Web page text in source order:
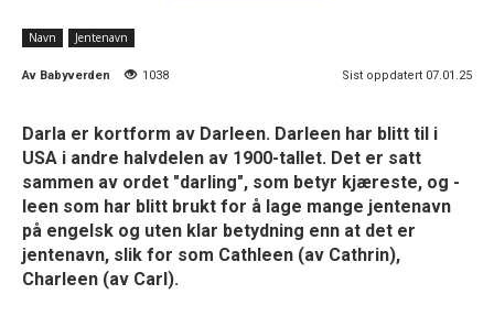
Navn Jentenavn
Av Babyverden 1038 Sist oppdatert 07.01.25
Darla er kortform av Darleen. Darleen har blitt til i
USA i andre halvdelen av 1900-tallet. Det er satt
sammen av ordet "darling", som betyr kjæreste, og -
leen som har blitt brukt for å lage mange jentenavn
på engelsk og uten klar betydning enn at det er
jentenavn, slik for som Cathleen (av Cathrin),
Charleen (av Carl).